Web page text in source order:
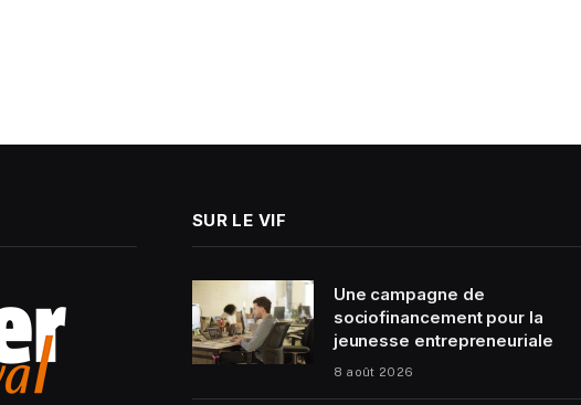
SUR LE VIF
Une campagne de
sociofinancement pour la
jeunesse entrepreneuriale
8 août 2026